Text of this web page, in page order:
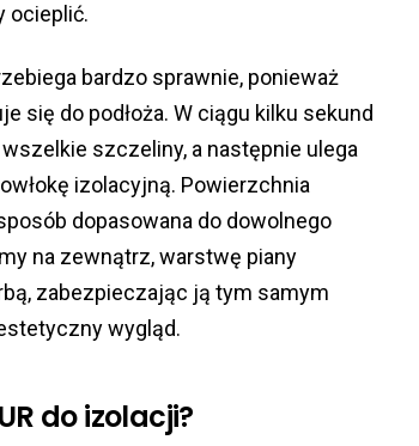
ocieplić.
bardzo sprawnie, ponieważ
się do podłoża. W ciągu kilku sekund
szczeliny, a następnie ulega
izolacyjną. Powierzchnia
dopasowana do dowolnego
na zewnątrz, warstwę piany
zabezpieczając ją tym samym
wygląd.
do izolacji?